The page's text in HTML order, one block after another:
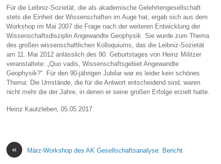
Für die Leibniz-Sozietät, die als akademische Gelehrtengesellschaft
stets die Einheit der Wissenschaften im Auge hat, ergab sich aus dem
Workshop im Mai 2007 die Frage nach der weiteren Entwicklung der
Wissenschaftsdisziplin Angewandte Geophysik. Sie wurde zum Thema
des großen wissenschaftlichen Kolloquiums, das die Leibniz-Sozietät
am 11. Mai 2012 anlässlich des 90. Geburtstages von Heinz Militzer
veranstaltete: „Quo vadis, Wissenschaftsgebiet Angewandte
Geophysik?“. Für den 90-jährigen Jubilar war es leider kein schönes
Thema: Die Umstände, die für die Antwort entscheidend sind, waren
nicht mehr die der Jahre, in denen er seine großen Erfolge erzielt hatte.
Heinz Kautzleben, 05.05.2017
« März-Workshop des AK Gesellschaftsanalyse: Bericht